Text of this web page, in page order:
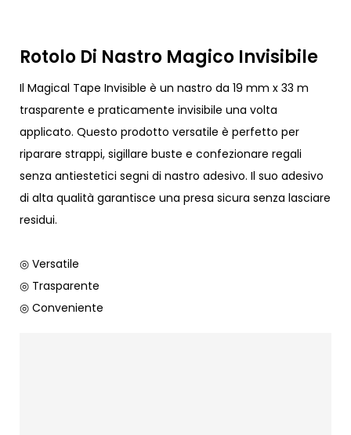
Rotolo Di Nastro Magico Invisibile
Il Magical Tape Invisible è un nastro da 19 mm x 33 m
trasparente e praticamente invisibile una volta
applicato. Questo prodotto versatile è perfetto per
riparare strappi, sigillare buste e confezionare regali
senza antiestetici segni di nastro adesivo. Il suo adesivo
di alta qualità garantisce una presa sicura senza lasciare
residui.
◎ Versatile
◎ Trasparente
◎ Conveniente